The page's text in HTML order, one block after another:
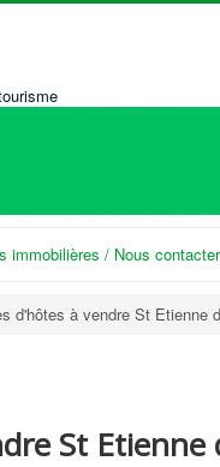
immobilières / Nous contacter
d'hôtes à vendre St Etienne
St Etienne